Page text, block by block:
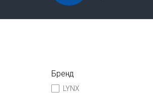
Бренд
LYNX